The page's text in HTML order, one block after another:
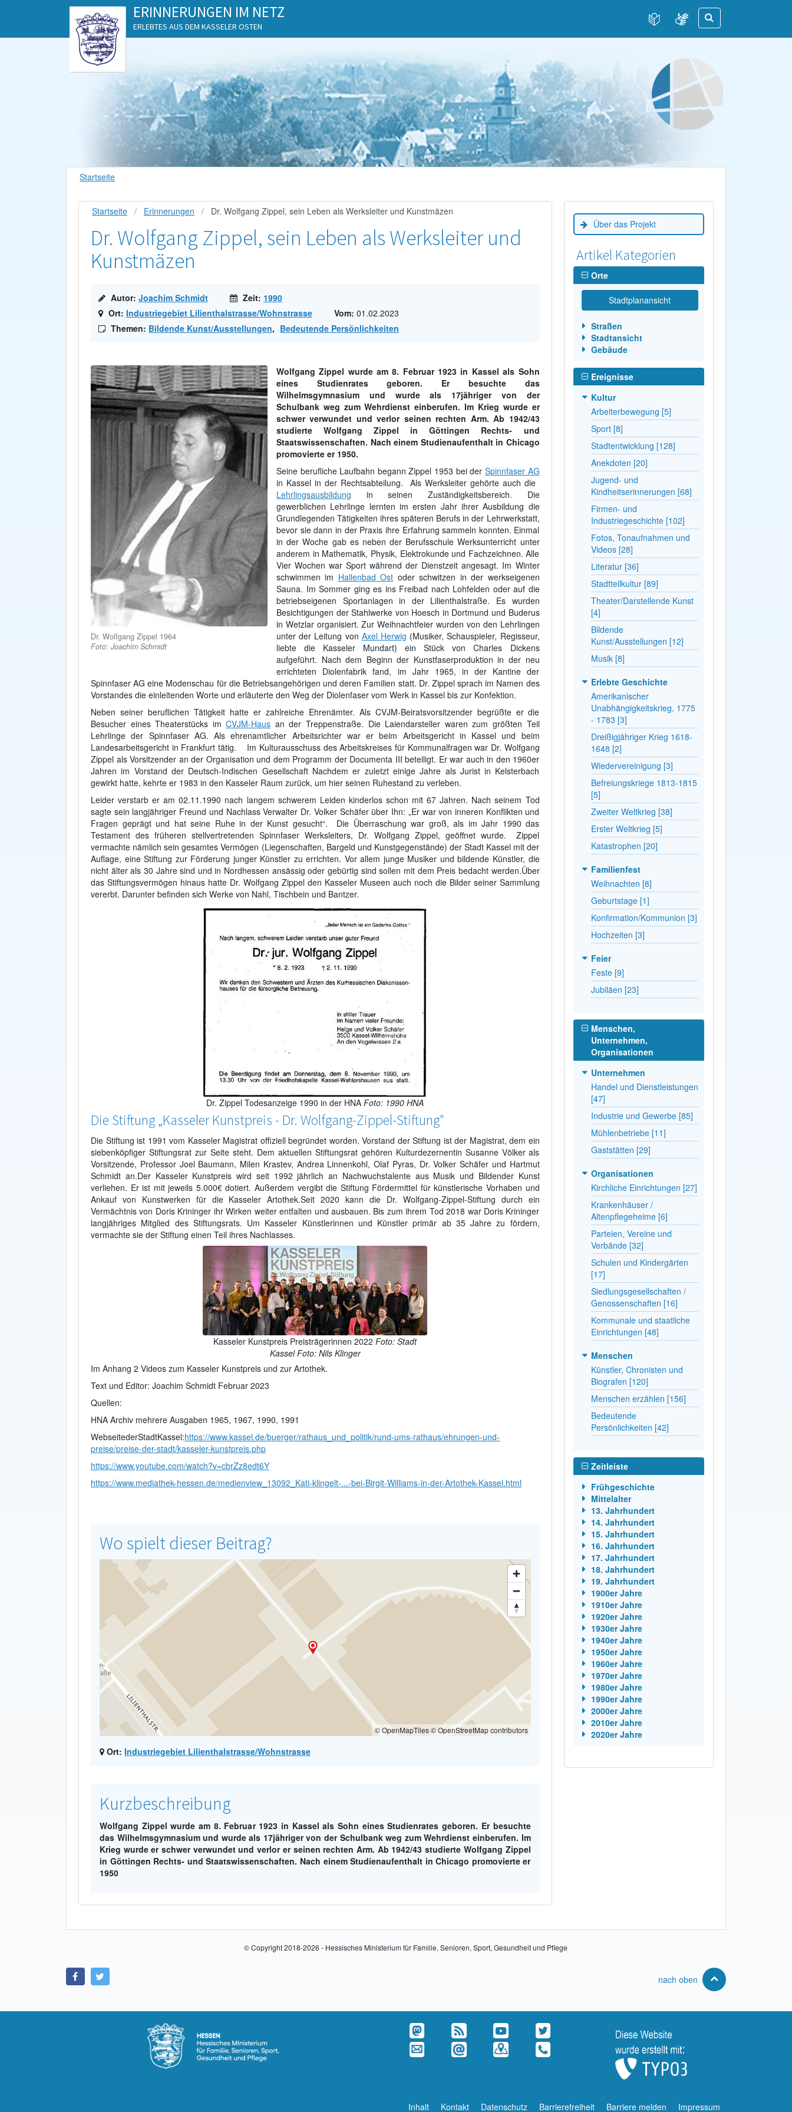
ERINNERUNGEN IM NETZ
ERLEBTES AUS DEM KASSELER OSTEN
Startseite
Startseite Erinnerungen Dr. Wolfgang Zippel, sein Leben als Werksleiter und Kunstmäzen
Dr. Wolfgang Zippel, sein Leben als Werksleiter und
Kunstmäzen
Autor: Joachim Schmidt Zeit: 1990
Ort: Industriegebiet Lilienthalstrasse/Wohnstrasse Vom: 01.02.2023
Themen: Bildende Kunst/Ausstellungen, Bedeutende Persönlichkeiten
Dr. Wolfgang Zippel 1964
Foto: Joachim Schmidt
Wolfgang Zippel wurde am 8. Februar 1923 in Kassel als Sohn
eines Studienrates geboren. Er besuchte das
Wilhelmsgymnasium und wurde als 17jähriger von der
Schulbank weg zum Wehrdienst einberufen. Im Krieg wurde er
schwer verwundet und verlor seinen rechten Arm. Ab 1942/43
studierte Wolfgang Zippel in Göttingen Rechts- und
Staatswissenschaften. Nach einem Studienaufenthalt in Chicago
promovierte er 1950.
Seine berufliche Laufbahn begann Zippel 1953 bei der Spinnfaser AG
in Kassel in der Rechtsabteilung. Als Werksleiter gehörte auch die
Lehrlingsausbildung in seinen Zuständigkeitsbereich. Die
gewerblichen Lehrlinge lernten im ersten Jahr ihrer Ausbildung die
Grundlegenden Tätigkeiten ihres späteren Berufs in der Lehrwerkstatt,
bevor sie dann in der Praxis ihre Erfahrung sammeln konnten. Einmal
in der Woche gab es neben der Berufsschule Werksunterricht unter
anderem in Mathematik, Physik, Elektrokunde und Fachzeichnen. Alle
Vier Wochen war Sport während der Dienstzeit angesagt. Im Winter
schwimmen im Hallenbad Ost oder schwitzen in der werkseigenen
Sauna. Im Sommer ging es ins Freibad nach Lohfelden oder auf die
betriebseigenen Sportanlagen in der Lilienthalstraße. Es wurden
Besichtigungen der Stahlwerke von Hoesch in Dortmund und Buderus
in Wetzlar organisiert. Zur Weihnachtfeier wurden von den Lehrlingen
unter der Leitung von Axel Herwig (Musiker, Schauspieler, Regisseur,
liebte die Kasseler Mundart) ein Stück von Charles Dickens
aufgeführt. Nach dem Beginn der Kunstfaserproduktion in der neu
errichteten Diolenfabrik fand, im Jahr 1965, in der Kantine der
Spinnfaser AG eine Modenschau für die Betriebsangehörigen und deren Familien statt. Dr. Zippel sprach im Namen des
Vorstandes die einleitenden Worte und erläuterte den Weg der Diolenfaser vom Werk in Kassel bis zur Konfektion.
Neben seiner beruflichen Tätigkeit hatte er zahlreiche Ehrenämter. Als CVJM-Beiratsvorsitzender begrüßte er die
Besucher eines Theaterstücks imCVJM-Haus an der Treppenstraße. Die Laiendarsteller waren zum größten Teil
Lehrlinge der Spinnfaser AG. Als ehrenamtlicher Arbeitsrichter war er beim Arbeitsgericht in Kassel und beim
Landesarbeitsgericht in Frankfurt tätig. Im Kulturausschuss des Arbeitskreises für Kommunalfragen war Dr. Wolfgang
Zippel als Vorsitzender an der Organisation und dem Programm der Documenta III beteiligt. Er war auch in den 1960er
Jahren im Vorstand der Deutsch-Indischen Gesellschaft Nachdem er zuletzt einige Jahre als Jurist in Kelsterbach
gewirkt hatte, kehrte er 1983 in den Kasseler Raum zurück, um hier seinen Ruhestand zu verleben.
Leider verstarb er am 02.11.1990 nach langem schwerem Leiden kinderlos schon mit 67 Jahren. Nach seinem Tod
sagte sein langjähriger Freund und Nachlass Verwalter Dr. Volker Schäfer über Ihn: „Er war von inneren Konflikten und
Fragen geprägt und hat seine Ruhe in der Kunst gesucht“. Die Überraschung war groß, als im Jahr 1990 das
Testament des früheren stellvertretenden Spinnfaser Werksleiters, Dr. Wolfgang Zippel, geöffnet wurde. Zippel
vermachte nämlich sein gesamtes Vermögen (Liegenschaften, Bargeld und Kunstgegenstände) der Stadt Kassel mit der
Auflage, eine Stiftung zur Förderung junger Künstler zu errichten. Vor allem junge Musiker und bildende Künstler, die
nicht älter als 30 Jahre sind und in Nordhessen ansässig oder gebürtig sind sollen mit dem Preis bedacht werden.Über
das Stiftungsvermögen hinaus hatte Dr. Wolfgang Zippel den Kasseler Museen auch noch die Bilder seiner Sammlung
vererbt. Darunter befinden sich Werke von Nahl, Tischbein und Bantzer.
Dr. Zippel Todesanzeige 1990 in der HNAFoto: 1990 HNA
Die Stiftung „Kasseler Kunstpreis - Dr. Wolfgang-Zippel-Stiftung"
Die Stiftung ist 1991 vom Kasseler Magistrat offiziell begründet worden. Vorstand der Stiftung ist der Magistrat, dem ein
siebenköpfiger Stiftungsrat zur Seite steht. Dem aktuellen Stiftungsrat gehören Kulturdezernentin Susanne Völker als
Vorsitzende, Professor Joel Baumann, Milen Krastev, Andrea Linnenkohl, Olaf Pyras, Dr. Volker Schäfer und Hartmut
Schmidt an.Der Kasseler Kunstpreis wird seit 1992 jährlich an Nachwuchstalente aus Musik und Bildender Kunst
verliehen. Er ist mit jeweils 5.000€ dotiert. Außerdem vergibt die Stiftung Fördermittel für künstlerische Vorhaben und
Ankauf von Kunstwerken für die Kasseler Artothek.Seit 2020 kann die Dr. Wolfgang-Zippel-Stiftung durch ein
Vermächtnis von Doris Krininger ihr Wirken weiter entfalten und ausbauen. Bis zum ihrem Tod 2018 war Doris Krininger
langjähriges Mitglied des Stiftungsrats. Um Kasseler Künstlerinnen und Künstler primär ab 35 Jahre zu fördern,
vermachte sie der Stiftung einen Teil ihres Nachlasses.
Kasseler Kunstpreis Preisträgerinnen 2022Foto: Stadt
Kassel Foto: Nils Klinger
Im Anhang 2 Videos zum Kasseler Kunstpreis und zur Artothek.
Text und Editor: Joachim Schmidt Februar 2023
Quellen:
HNA Archiv mehrere Ausgaben 1965, 1967, 1990, 1991
WebseitederStadtKassel:https://www.kassel.de/buerger/rathaus_und_politik/rund-ums-rathaus/ehrungen-und-
preise/preise-der-stadt/kasseler-kunstpreis.php
https://www.youtube.com/watch?v=cbrZz8edt6Y
https://www.mediathek-hessen.de/medienview_13092_Kati-klingelt-...-bei-Birgit-Williams-in-der-Artothek-Kassel.html
Wo spielt dieser Beitrag?
© OpenMapTiles © OpenStreetMap contributors
Ort: Industriegebiet Lilienthalstrasse/Wohnstrasse
Kurzbeschreibung
Wolfgang Zippel wurde am 8. Februar 1923 in Kassel als Sohn eines Studienrates geboren. Er besuchte
das Wilhelmsgymnasium und wurde als 17jähriger von der Schulbank weg zum Wehrdienst einberufen. Im
Krieg wurde er schwer verwundet und verlor er seinen rechten Arm. Ab 1942/43 studierte Wolfgang Zippel
in Göttingen Rechts- und Staatswissenschaften. Nach einem Studienaufenthalt in Chicago promovierte er
1950
Über das Projekt
Artikel Kategorien
Orte
Stadtplanansicht
Straßen
Stadtansicht
Gebäude
Ereignisse
Kultur
Arbeiterbewegung [5]
Sport [8]
Stadtentwicklung [128]
Anekdoten [20]
Jugend- und
Kindheitserinnerungen [68]
Firmen- und
Industriegeschichte [102]
Fotos, Tonaufnahmen und
Videos [28]
Literatur [36]
Stadtteilkultur [89]
Theater/Darstellende Kunst
[4]
Bildende
Kunst/Ausstellungen [12]
Musik [8]
Erlebte Geschichte
Amerikanischer
Unabhängigkeitskrieg, 1775
- 1783 [3]
Dreißigjähriger Krieg 1618-
1648 [2]
Wiedervereinigung [3]
Befreiungskriege 1813-1815
[5]
Zweiter Weltkrieg [38]
Erster Weltkrieg [5]
Katastrophen [20]
Familienfest
Weihnachten [8]
Geburtstage [1]
Konfirmation/Kommunion [3]
Hochzeiten [3]
Feier
Feste [9]
Jubiläen [23]
Menschen,
Unternehmen,
Organisationen
Unternehmen
Handel und Dienstleistungen
[47]
Industrie und Gewerbe [85]
Mühlenbetriebe [11]
Gaststätten [29]
Organisationen
Kirchliche Einrichtungen [27]
Krankenhäuser /
Altenpflegeheime [6]
Parteien, Vereine und
Verbände [32]
Schulen und Kindergärten
[17]
Siedlungsgesellschaften /
Genossenschaften [16]
Kommunale und staatliche
Einrichtungen [48]
Menschen
Künstler, Chronisten und
Biografen [120]
Menschen erzählen [156]
Bedeutende
Persönlichkeiten [42]
Zeitleiste
Frühgeschichte
Mittelalter
13. Jahrhundert
14. Jahrhundert
15. Jahrhundert
16. Jahrhundert
17. Jahrhundert
18. Jahrhundert
19. Jahrhundert
1900er Jahre
1910er Jahre
1920er Jahre
1930er Jahre
1940er Jahre
1950er Jahre
1960er Jahre
1970er Jahre
1980er Jahre
1990er Jahre
2000er Jahre
2010er Jahre
2020er Jahre
© Copyright 2018-2026 - Hessisches Ministerium für Familie, Senioren, Sport, Gesundheit und Pflege
Link zu Facebook
Link zu Twitter
nach oben
Impressum
Barriere melden
Barrierefreiheit
Datenschutz
Kontakt
Inhalt